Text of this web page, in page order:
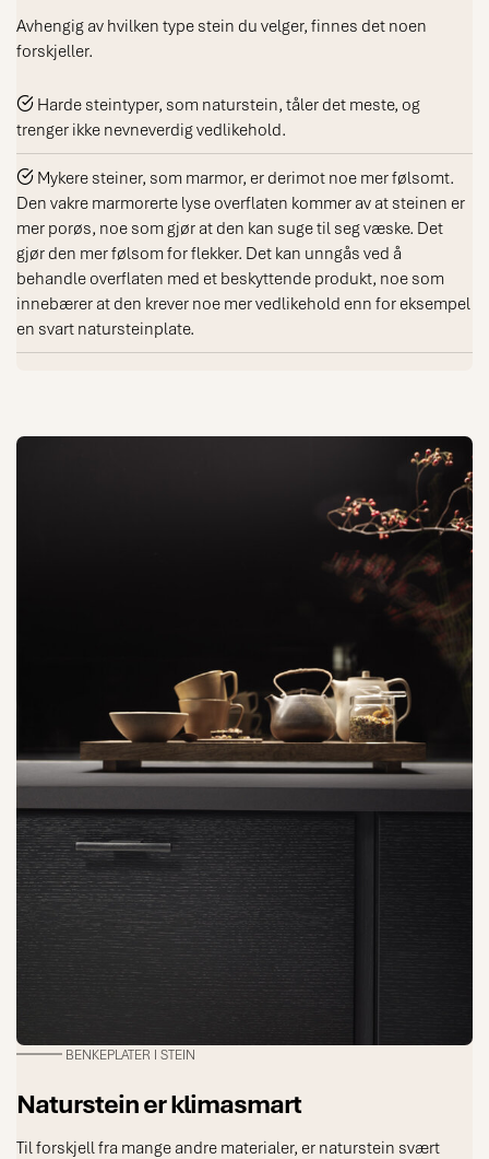
Avhengig av hvilken type stein du velger, finnes det noen
forskjeller.
Harde steintyper, som naturstein, tåler det meste, og
trenger ikke nevneverdig vedlikehold.
Mykere steiner, som marmor, er derimot noe mer følsomt.
Den vakre marmorerte lyse overflaten kommer av at steinen er
mer porøs, noe som gjør at den kan suge til seg væske. Det
gjør den mer følsom for flekker. Det kan unngås ved å
behandle overflaten med et beskyttende produkt, noe som
innebærer at den krever noe mer vedlikehold enn for eksempel
en svart natursteinplate.
BENKEPLATER I STEIN
Naturstein er klimasmart
Til forskjell fra mange andre materialer, er naturstein svært